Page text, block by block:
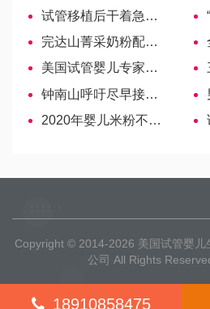
试管移植后干着急也没用，不如了解6大妙招有利于着床
完达山菁采奶粉配方全解析，值不值得买看这里
美国试管婴儿专家：赴美前备孕注意补充辅酶Q10和叶酸
钟南山呼吁尽早接种新冠疫苗，三个字道出不打的后果
2020年婴儿米粉不合格名单出炉，5步教你避免踩雷
Copyright © 2014-2026 美国试管婴儿
公司 All Rights
18910858475